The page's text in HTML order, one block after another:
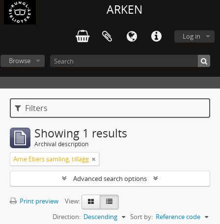
ARKEN
Log in
Browse
Filters
Showing 1 results
Archival description
Arne Ebers samling, tillägg
Advanced search options
Print preview
View:
Sort by: Reference code
Direction: Descending